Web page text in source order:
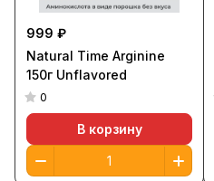
999 ₽
Natural Time Arginine
150г Unflavored
0
В корзину